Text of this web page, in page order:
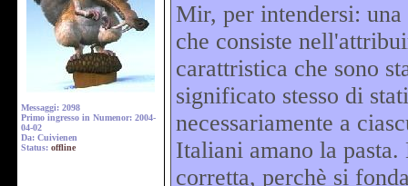
Messaggi: 2098
Primo ingresso in Numenor: 2004-
04-02
Da: Cuivienen
Status: offline
Mir, per intendersi: una
che consiste
carattristica che sono
significato stesso di
necessariamente a
Italiani amano la
corretta, perchè si